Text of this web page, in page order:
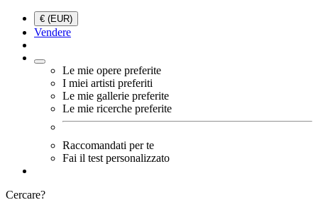
€ (EUR)
Vendere
Le mie opere preferite
I miei artisti preferiti
Le mie gallerie preferite
Le mie ricerche preferite
Raccomandati per te
Fai il test personalizzato
Cercare?